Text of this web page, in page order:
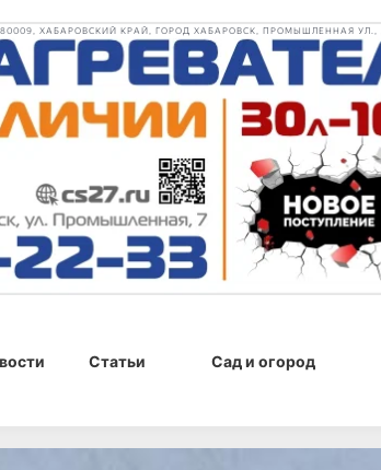
ХАБАРОВСКИЙ КРАЙ, ГОРОД ХАБАРОВСК, ПРОМЫШЛЕННАЯ УЛ., Д.
Статьи Сад и огород